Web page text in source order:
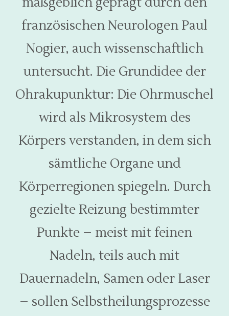
französischen Neurologen Paul
Nogier, auch wissenschaftlich
untersucht. Die Grundidee der
Ohrakupunktur: Die Ohrmuschel
wird als Mikrosystem des
Körpers verstanden, in dem sich
sämtliche Organe und
Körperregionen spiegeln. Durch
gezielte Reizung bestimmter
Punkte – meist mit feinen
Nadeln, teils auch mit
Dauernadeln, Samen oder Laser
– sollen Selbstheilungsprozesse